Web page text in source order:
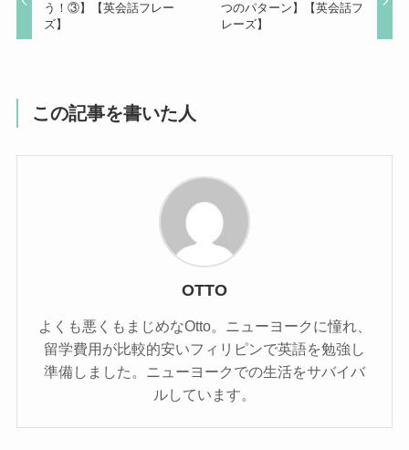
う！③】【英会話フレー
ズ】
つのパターン】【英会話フ
レーズ】
この記事を書いた人
OTTO
よくも悪くもまじめなOtto。ニューヨークに憧れ、
留学費用が比較的安いフィリピンで英語を勉強し
準備しました。ニューヨークでの生活をサバイバ
ルしています。